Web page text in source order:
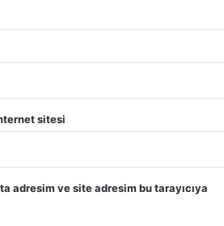
sitesi
adresim ve site adresim bu tarayıcıya